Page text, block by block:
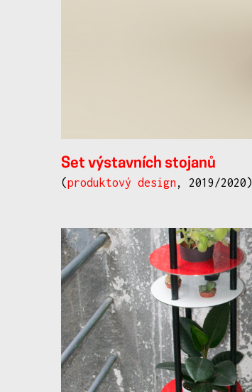
Set výstavních stojanů
(produktový design , 2019/2020)